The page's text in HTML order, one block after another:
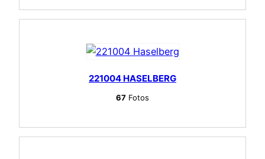
221004 HASELBERG
67 Fotos